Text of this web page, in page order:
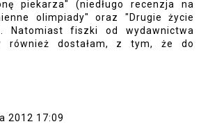
piekarza" (niedługo recenzja na
olimpiady" oraz "Drugie życie
Natomiast fiszki od wydawnictwa
również dostałam, z tym, że do
2012 17:09